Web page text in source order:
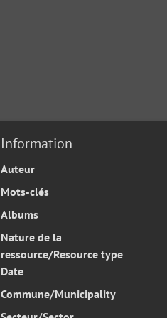
Information
Auteur
Mots-clés
Albums
Nature de la
ressource/Resource type
Date
Commune/Municipality